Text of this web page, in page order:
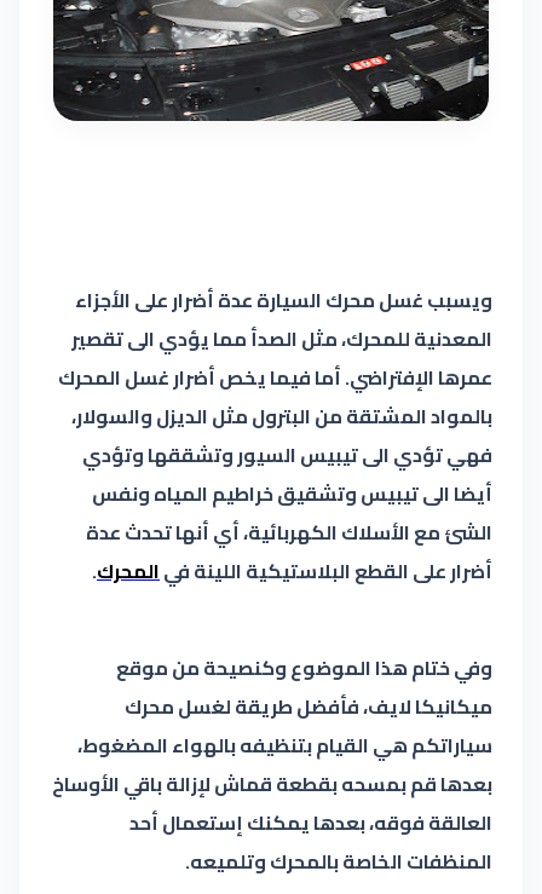
ويسبب غسل محرك السيارة عدة أضرار على الأجزاء
المعدنية للمحرك، مثل الصدأ مما يؤدي الى تقصير
عمرها الإفتراضي.أما فيما يخص أضرار غسل المحرك
بالمواد المشتقة من البترول مثل الديزل والسولار،
فهي تؤدي الى تيبيس السيور وتشققها وتؤدي
أيضا الى تيبيس وتشقيق خراطيم المياه ونفس
الشئ مع الأسلاك الكهربائية، أي أنها تحدث عدة
أضرار على القطع البلاستيكية اللينة فيالمحرك.
وفي ختام هذا الموضوع وكنصيحة من موقع
ميكانيكا لايف، فأفضل طريقة لغسل محرك
سياراتكم هي القيام بتنظيفه بالهواء المضغوط،
بعدها قم بمسحه بقطعة قماش لإزالة باقي الأوساخ
العالقة فوقه، بعدها يمكنك إستعمال أحد
المنظفات الخاصة بالمحرك وتلميعه.